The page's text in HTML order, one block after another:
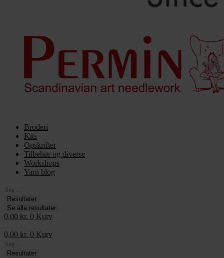
Broderi
Kits
Opskrifter
Tilbehør og diverse
Workshops
Yarn blog
Search
...Resultater
Se alle resultater
0,00 kr. 0 Kurv
0,00 kr. 0 Kurv
Search
...Resultater